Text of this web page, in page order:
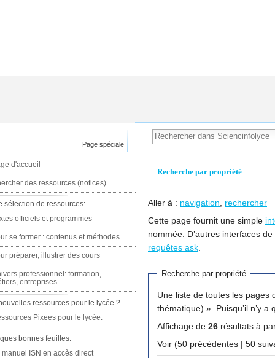
Recherche par propriété
Aller à : navigation
rechercher
Cette page fournit une simple
nommée. D’autres interfaces
requêtes ask
Recherche par propriété
Une liste de toutes les pages
thématique) ».
Affichage de 26 résultats à
Voir (50
Page spéciale
d'accueil
des ressources (notices)
sélection de ressources:
officiels et programmes
se former : contenus et méthodes
préparer, illustrer des cours
professionnel: formation,
entreprises
ressources pour le lycée ?
Pixees pour le lycée.
bonnes feuilles:
manuel ISN en accès direct